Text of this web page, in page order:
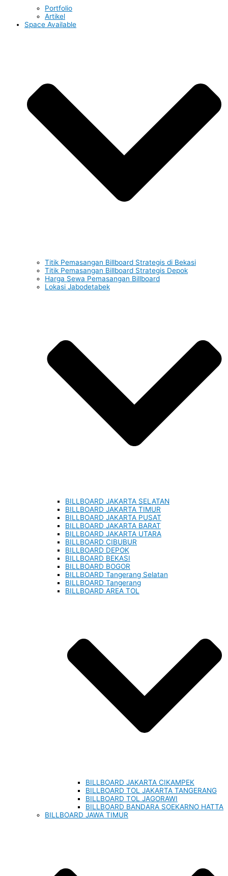
Portfolio
Artikel
Space Available
Titik Pemasangan Billboard Strategis di Bekasi
Titik Pemasangan Billboard Strategis Depok
Harga Sewa Pemasangan Billboard
Lokasi Jabodetabek
BILLBOARD JAKARTA SELATAN
BILLBOARD JAKARTA TIMUR
BILLBOARD JAKARTA PUSAT
BILLBOARD JAKARTA BARAT
BILLBOARD JAKARTA UTARA
BILLBOARD CIBUBUR
BILLBOARD DEPOK
BILLBOARD BEKASI
BILLBOARD BOGOR
BILLBOARD Tangerang Selatan
BILLBOARD Tangerang
BILLBOARD AREA TOL
BILLBOARD JAKARTA CIKAMPEK
BILLBOARD TOL JAKARTA TANGERANG
BILLBOARD TOL JAGORAWI
BILLBOARD BANDARA SOEKARNO HATTA
BILLBOARD JAWA TIMUR